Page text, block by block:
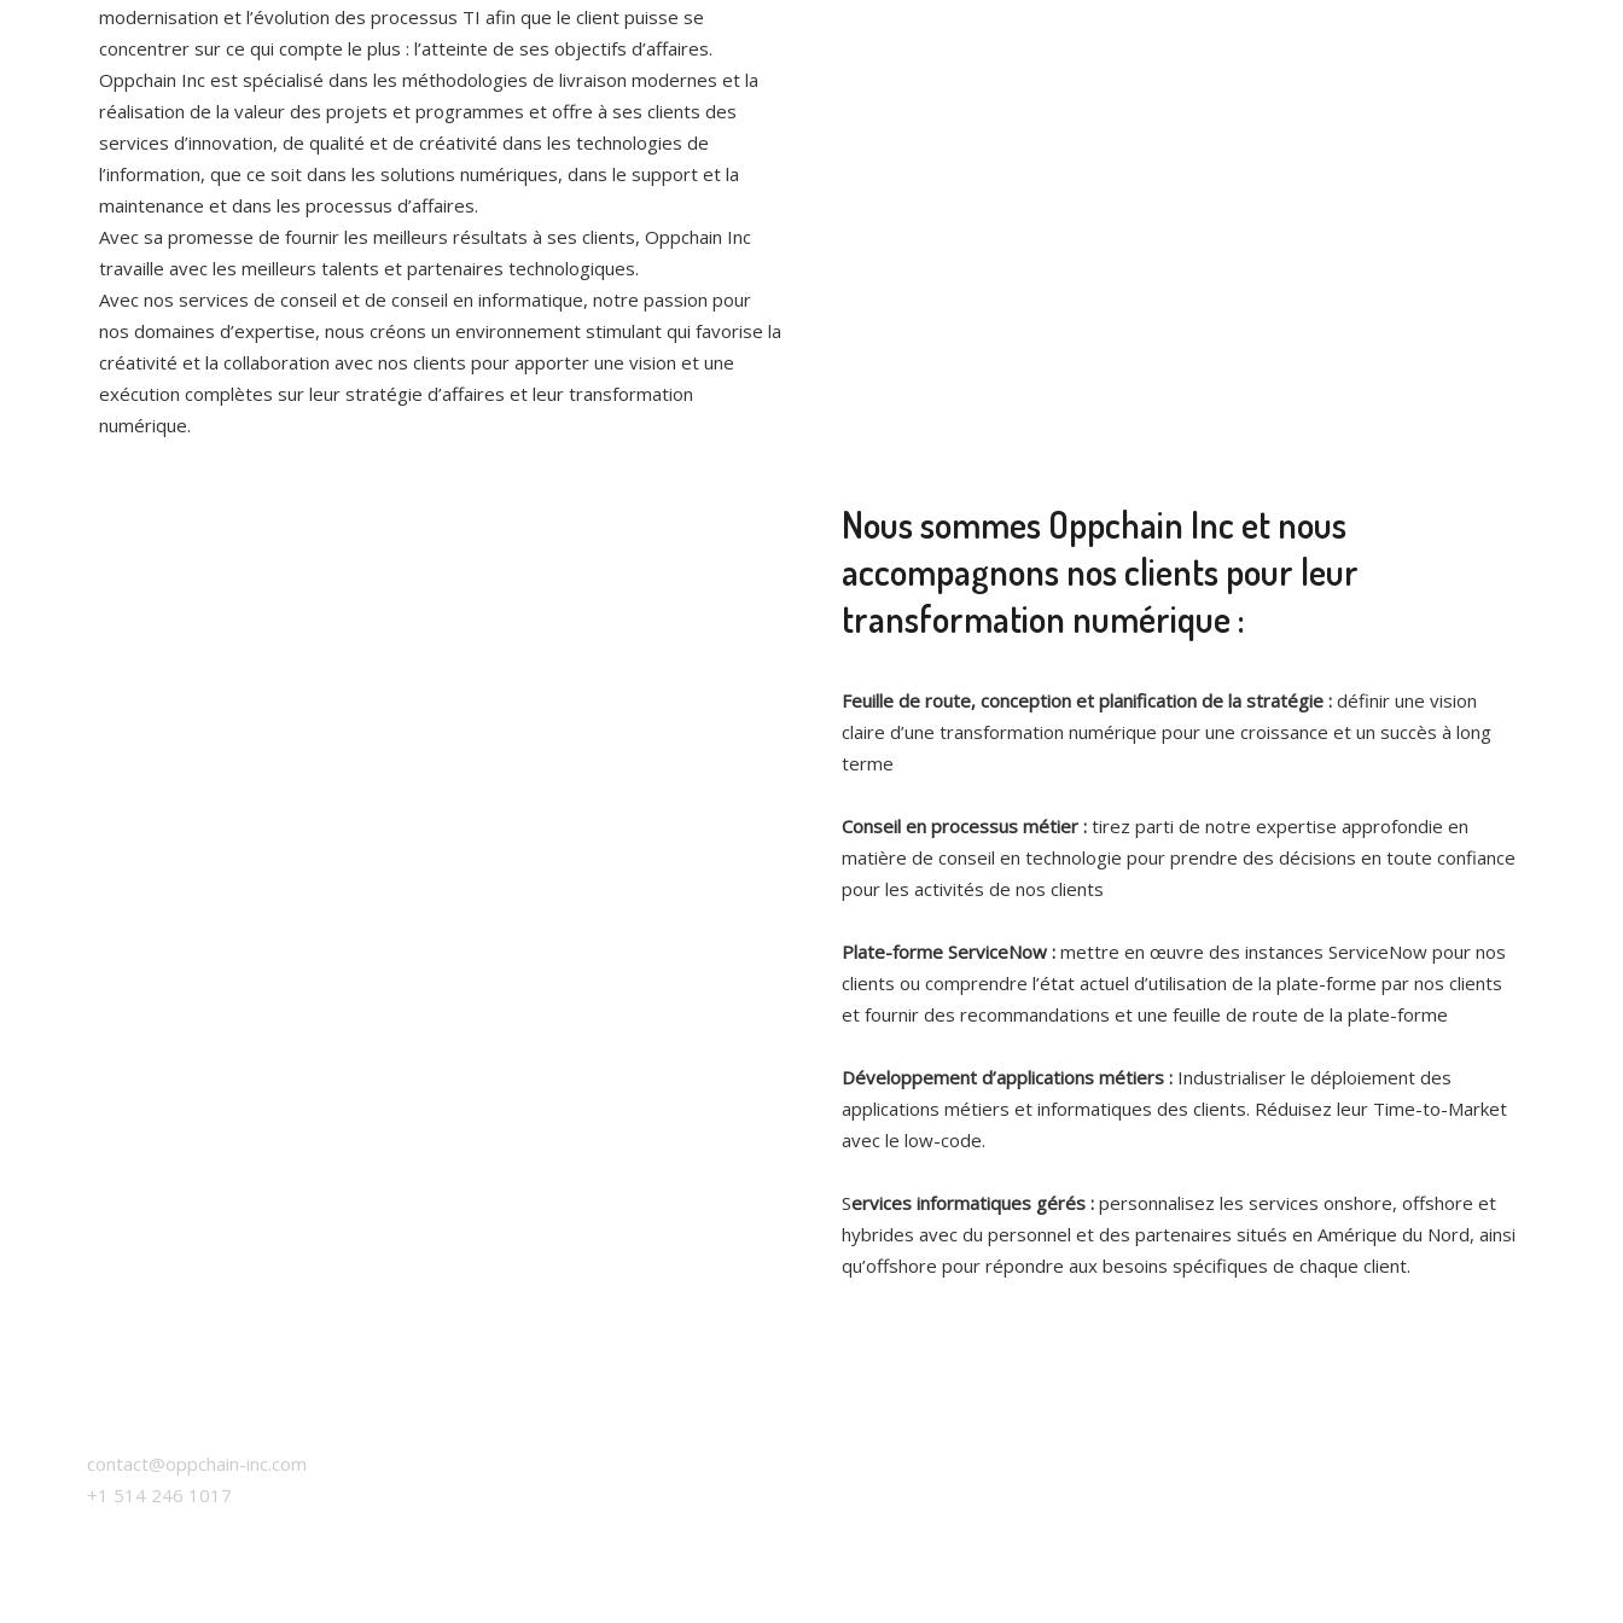
modernisation et l’évolution des processus TI afin que le client puisse se
concentrer sur ce qui compte le plus : l’atteinte de ses objectifs d’affaires.
Oppchain Inc est spécialisé dans les méthodologies de livraison modernes et la
réalisation de la valeur des projets et programmes et offre à ses clients des
services d’innovation, de qualité et de créativité dans les technologies de
l’information, que ce soit dans les solutions numériques, dans le support et la
maintenance et dans les processus d’affaires.
Avec sa promesse de fournir les meilleurs résultats à ses clients, Oppchain Inc
travaille avec les meilleurs talents et partenaires technologiques.
Avec nos services de conseil et de conseil en informatique, notre passion pour
nos domaines d’expertise, nous créons un environnement stimulant qui favorise la
créativité et la collaboration avec nos clients pour apporter une vision et une
exécution complètes sur leur stratégie d’affaires et leur transformation
numérique.
Nous sommes Oppchain Inc et nous
accompagnons nos clients pour leur
transformation numérique :
Feuille de route, conception et planification de la stratégie : définir une vision
claire d’une transformation numérique pour une croissance et un succès à long
terme
Conseil en processus métier : tirez parti de notre expertise approfondie en
matière de conseil en technologie pour prendre des décisions en toute confiance
pour les activités de nos clients
Plate-forme ServiceNow : mettre en œuvre des instances ServiceNow pour nos
clients ou comprendre l’état actuel d’utilisation de la plate-forme par nos clients
et fournir des recommandations et une feuille de route de la plate-forme
Développement d’applications métiers : Industrialiser le déploiement des
applications métiers et informatiques des clients. Réduisez leur Time-to-Market
avec le low-code.
Services informatiques gérés : personnalisez les services onshore, offshore et
hybrides avec du personnel et des partenaires situés en Amérique du Nord, ainsi
qu’offshore pour répondre aux besoins spécifiques de chaque client.
contact@oppchain-inc.com
+1 514 246 1017